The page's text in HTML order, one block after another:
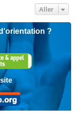
Aller
?